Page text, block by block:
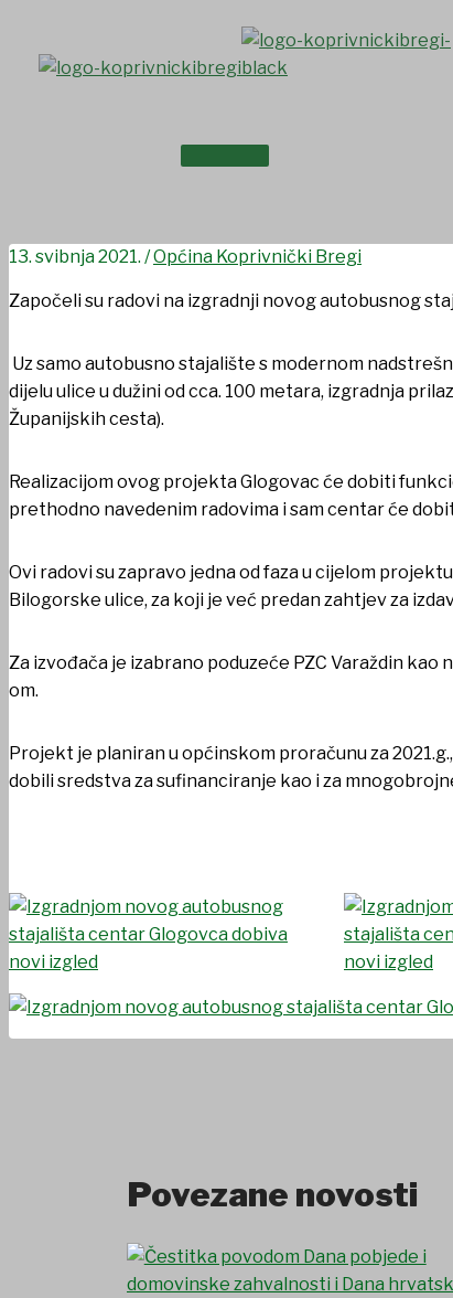
content
Izgradnjom novog
13. svibnja 2021. /Općina Koprivnički Bregi
Započeli su radovi na izgradnji novog autobusnog
Uz samo autobusno stajalište s modernom
dijelu ulice u dužini od cca. 100 metara, izgradnja
Županijskih cesta).
Realizacijom ovog projekta Glogovac će dobiti
prethodno navedenim radovima i sam centar će
Ovi radovi su zapravo jedna od faza u cijelom
Bilogorske ulice, za koji je već predan zahtjev za
Za izvođača je izabrano poduzeće PZC Varaždin
om.
Projekt je planiran u općinskom proračunu za
dobili sredstva za sufinanciranje kao i za
Povezane novosti